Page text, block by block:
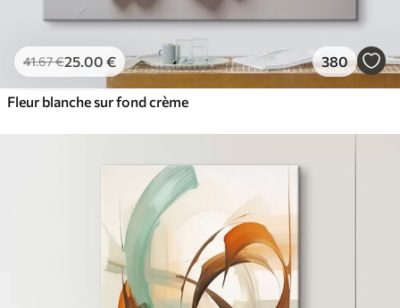
41.67€25.00 € 380
Fleur blanche sur fond crème